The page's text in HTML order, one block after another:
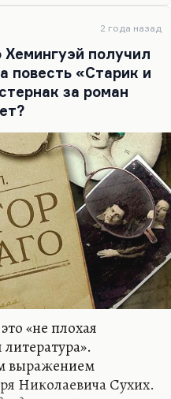
2 года назад
получил
повесть «Старик и
за роман
«не плохая
выражением
Николаевича Сухих.